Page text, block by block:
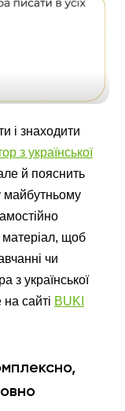
і знаходити
з української
й пояснить
майбутньому
матеріал, щоб
чи
з української
сайті BUKI